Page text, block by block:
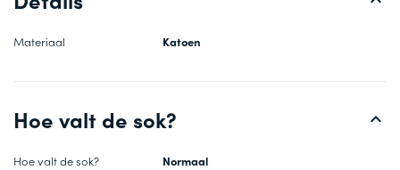
Materiaal Katoen
Hoe valt de sok?
Hoe valt de sok?
Normaal